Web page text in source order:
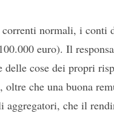
normali, i conti
euro). Il
cose dei propri
che una buona
aggregatori, che il